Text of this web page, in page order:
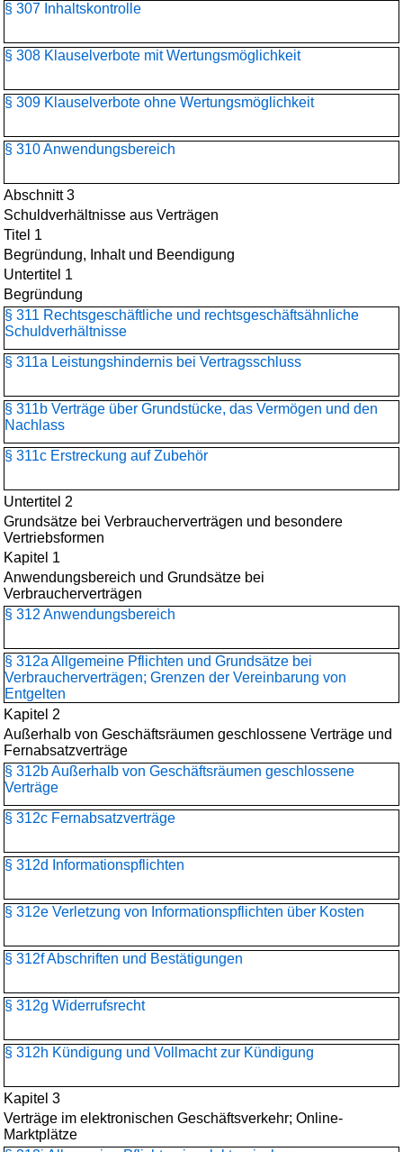
§ 307 Inhaltskontrolle
§ 308 Klauselverbote mit Wertungsmöglichkeit
§ 309 Klauselverbote ohne Wertungsmöglichkeit
§ 310 Anwendungsbereich
Abschnitt 3
Schuldverhältnisse aus Verträgen
Titel 1
Begründung, Inhalt und Beendigung
Untertitel 1
Begründung
§ 311 Rechtsgeschäftliche und rechtsgeschäftsähnliche
Schuldverhältnisse
§ 311a Leistungshindernis bei Vertragsschluss
§ 311b Verträge über Grundstücke, das Vermögen und den
Nachlass
§ 311c Erstreckung auf Zubehör
Untertitel 2
Grundsätze bei Verbraucherverträgen und besondere
Vertriebsformen
Kapitel 1
Anwendungsbereich und Grundsätze bei
Verbraucherverträgen
§ 312 Anwendungsbereich
§ 312a Allgemeine Pflichten und Grundsätze bei
Verbraucherverträgen; Grenzen der Vereinbarung von
Entgelten
Kapitel 2
Außerhalb von Geschäftsräumen geschlossene Verträge und
Fernabsatzverträge
§ 312b Außerhalb von Geschäftsräumen geschlossene
Verträge
§ 312c Fernabsatzverträge
§ 312d Informationspflichten
§ 312e Verletzung von Informationspflichten über Kosten
§ 312f Abschriften und Bestätigungen
§ 312g Widerrufsrecht
§ 312h Kündigung und Vollmacht zur Kündigung
Kapitel 3
Verträge im elektronischen Geschäftsverkehr; Online-
Marktplätze